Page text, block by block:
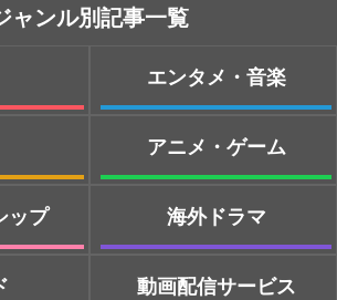
ャンル別記事一覧
ップ
エンタメ・音楽
アニメ・ゲーム
海外ドラマ
動画配信サービス